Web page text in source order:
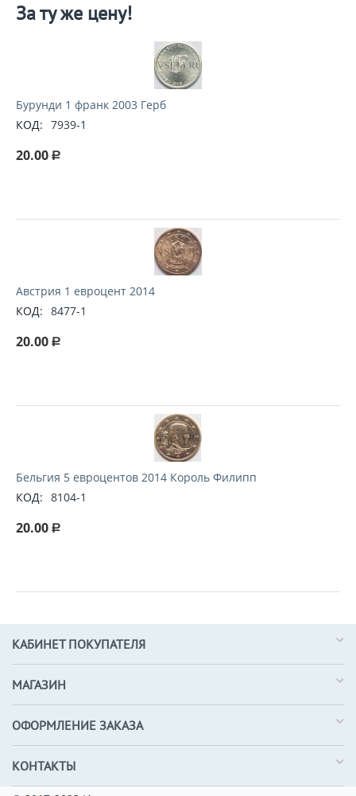
За ту же цену!
Бурунди 1 франк 2003 Герб
КОД: 7939-1
20.00 Р
Австрия 1 евроцент 2014
КОД: 8477-1
20.00 Р
Бельгия 5 евроцентов 2014 Король Филипп
КОД: 8104-1
20.00 Р
КАБИНЕТ ПОКУПАТЕЛЯ
МАГАЗИН
ОФОРМЛЕНИЕ ЗАКАЗА
КОНТАКТЫ